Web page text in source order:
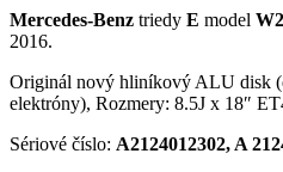
ET48
Mercedes-Benz triedy E model
2016.
Originál nový hliníkový ALU disk
elektróny), Rozmery: 8.5J x 18″
Sériové číslo: A2124012302, A